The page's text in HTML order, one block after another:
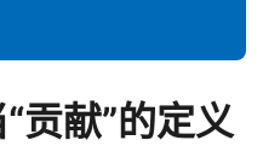
贡献”的定义